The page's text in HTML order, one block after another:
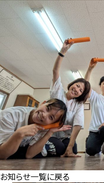
お知らせ一覧に戻る